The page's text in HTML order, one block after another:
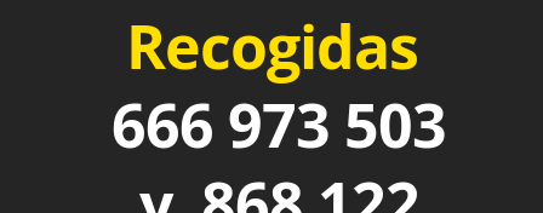
Recogidas
666 973 503